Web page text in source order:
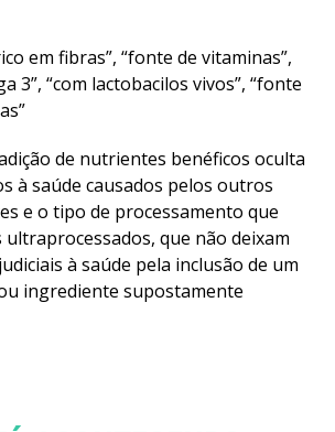
em fibras”, “fonte de vitaminas”,
3”, “com lactobacilos vivos”, “fonte
de nutrientes benéficos oculta
à saúde causados pelos outros
e o tipo de processamento que
ultraprocessados, que não deixam
à saúde pela inclusão de um
ingrediente supostamente